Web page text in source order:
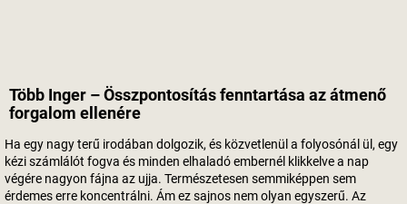
Több Inger – Összpontosítás fenntartása az átmenő
forgalom ellenére
Ha egy nagy terű irodában dolgozik, és közvetlenül a folyosónál ül, egy
kézi számlálót fogva és minden elhaladó embernél klikkelve a nap
végére nagyon fájna az ujja. Természetesen semmiképpen sem
érdemes erre koncentrálni. Ám ez sajnos nem olyan egyszerű. Az